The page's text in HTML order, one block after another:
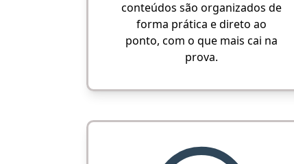
conteúdos são organizados de
forma prática e direto ao
ponto, com o que mais cai na
prova.